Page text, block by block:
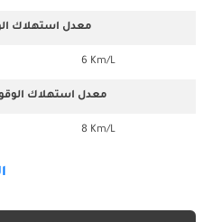
معدل استهلاك
6 Km/L
معدل استهلاك
8 Km/L